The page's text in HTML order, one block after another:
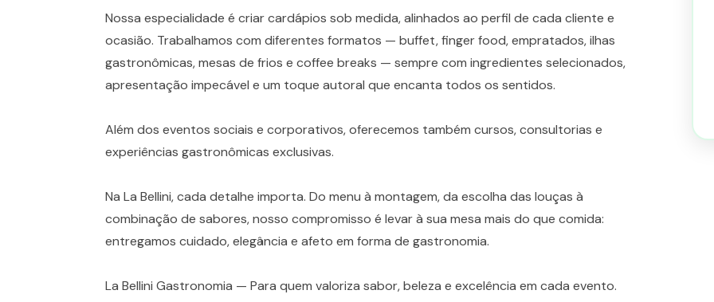
Nossa especialidade é criar cardápios sob medida, alinhados ao perfil de cada cliente e
ocasião. Trabalhamos com diferentes formatos — buffet, finger food, empratados, ilhas
gastronômicas, mesas de frios e coffee breaks — sempre com ingredientes selecionados,
apresentação impecável e um toque autoral que encanta todos os sentidos.
Além dos eventos sociais e corporativos, oferecemos também cursos, consultorias e
experiências gastronômicas exclusivas.
Na La Bellini, cada detalhe importa. Do menu à montagem, da escolha das louças à
combinação de sabores, nosso compromisso é levar à sua mesa mais do que comida:
entregamos cuidado, elegância e afeto em forma de gastronomia.
La Bellini Gastronomia — Para quem valoriza sabor, beleza e excelência em cada evento.